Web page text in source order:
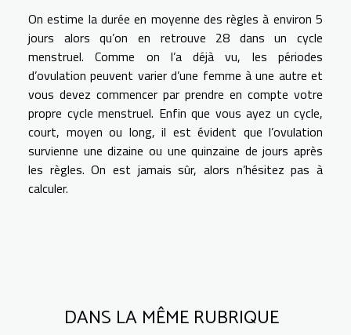
On estime la durée en moyenne des règles à environ 5
jours alors qu’on en retrouve 28 dans un cycle
menstruel. Comme on l’a déjà vu, les périodes
d’ovulation peuvent varier d’une femme à une autre et
vous devez commencer par prendre en compte votre
propre cycle menstruel. Enfin que vous ayez un cycle,
court, moyen ou long, il est évident que l’ovulation
survienne une dizaine ou une quinzaine de jours après
les règles. On est jamais sûr, alors n’hésitez pas à
calculer.
DANS LA MÊME RUBRIQUE